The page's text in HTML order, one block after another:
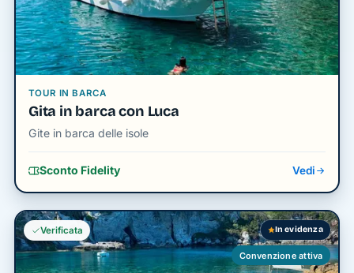
TOUR IN BARCA
Gita in barca con Luca
Gite in barca delle isole
Sconto Fidelity Vedi
Verificata
Convenzione attiva
In evidenza